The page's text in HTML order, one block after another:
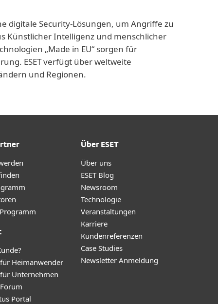
digitale Security-Lösungen, um Angriffe zu
Künstlicher Intelligenz und menschlicher
„Made in EU“ sorgen für
ESET verfügt über weltweite
und Regionen.
Heimanwender
Unternehmen
Portal
Über ESET
Über uns
ESET Blog
Newsroom
Technologie
Veranstaltungen
Karriere
Kundenreferenzen
Case Studies
Newsletter Anmeldung